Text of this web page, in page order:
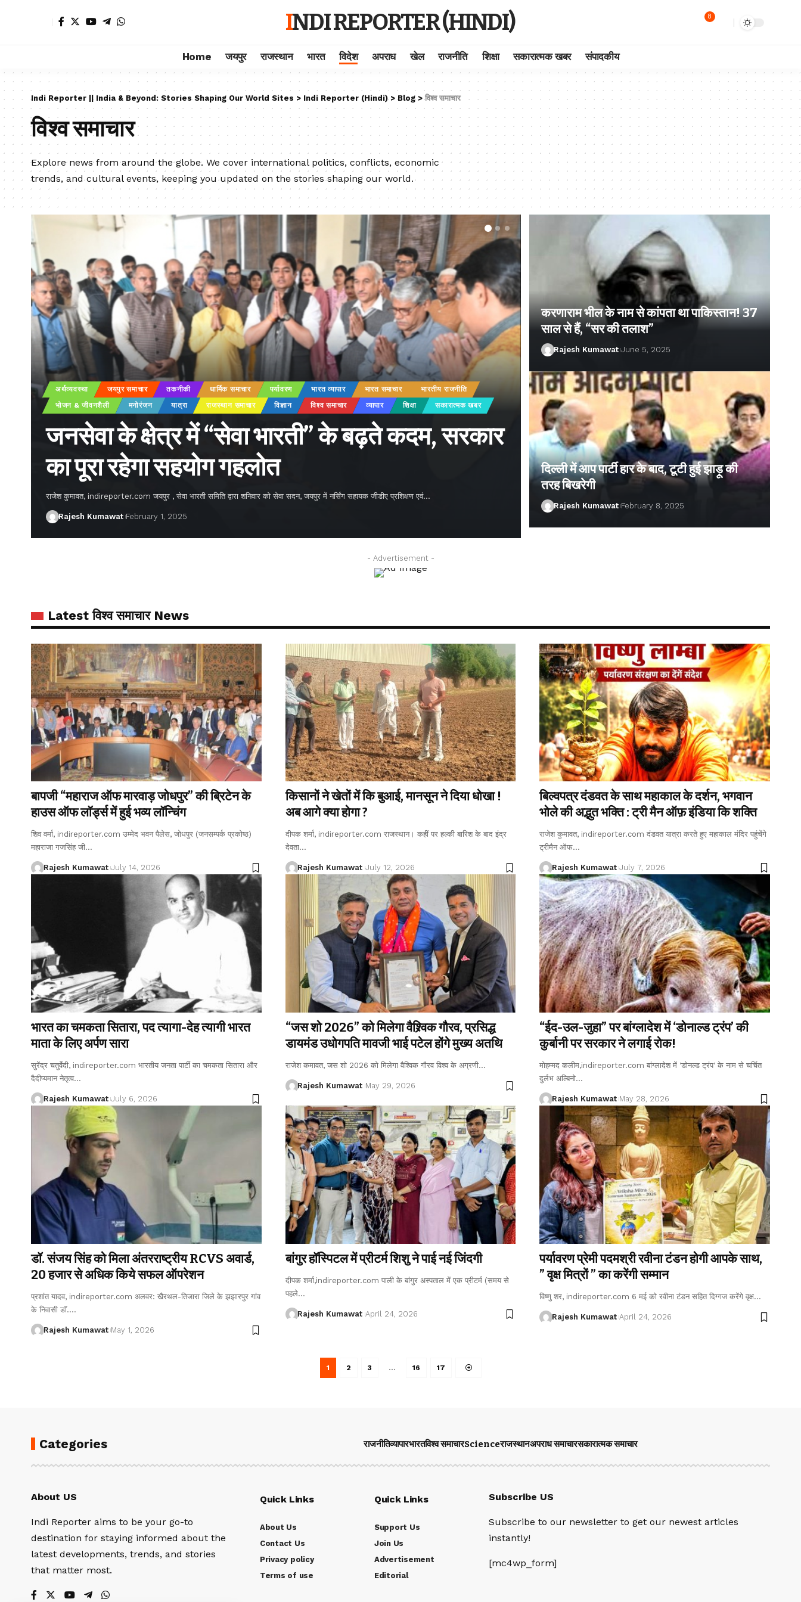
INDI REPORTER (HINDI) 8
Home जयपुर राजस्थान भारत विदेश अपराध खेल राजनीति शिक्षा सकारात्मक खबर संपादकीय
Indi Reporter || India & Beyond: Stories Shaping Our World Sites > Indi Reporter (Hindi)>Blog>विश्व समाचार
विश्व समाचार
Explore news from around the globe. We cover international politics, conflicts, economic
trends, and cultural events, keeping you updated on the stories shaping our world.
अर्थव्यवस्था जयपुर समाचार तकनीकी धार्मिक समाचार पर्यावरण भारत व्यापार भारत समाचार
भारतीय राजनीति
भोजन & जीवनशैली
मनोरंजन यात्रा राजस्थान समाचार विज्ञान विश्व समाचार व्यापार शिक्षा सकारात्मक खबर
जनसेवा के क्षेत्र में “सेवा भारती” के बढ़ते कदम, सरकार
का पूरा रहेगा सहयोग गहलोत
राजेश कुमावत, indireporter.com जयपुर , सेवा भारती समिति द्वारा शनिवार को सेवा सदन, जयपुर में नर्सिंग सहायक जीडीए प्रशिक्षण एवं…
Rajesh Kumawat February 1, 2025
करणाराम भील के नाम से कांपता था पाकिस्तान! 37
साल से हैं, “सर की तलाश”
Rajesh Kumawat June 5, 2025
दिल्ली में आप पार्टी हार के बाद, टूटी हुई झाड़ू की
तरह बिखरेगी
Rajesh Kumawat February 8, 2025
- Advertisement -
Latest विश्व समाचार News
बापजी “महाराज ऑफ मारवाड़ जोधपुर” की ब्रिटेन के
हाउस ऑफ लॉर्ड्स में हुई भव्य लॉन्चिंग
शिव वर्मा, indireporter.com उम्मेद भवन पैलेस, जोधपुर (जनसम्पर्क प्रकोष्ठ)
महाराजा गजसिंह जी…
Rajesh Kumawat July 14, 2026
किसानों ने खेतों में कि बुआई, मानसून ने दिया धोखा !
अब आगे क्या होगा ?
दीपक शर्मा, indireporter.com राजस्थान। कहीं पर हल्की बारिश के बाद इंद्र
देवता…
Rajesh Kumawat July 12, 2026
बिल्वपत्र दंडवत के साथ महाकाल के दर्शन, भगवान
भोले की अद्भुत भक्ति : ट्री मैन ऑफ़ इंडिया कि शक्ति
राजेश कुमावत, indireporter.com दंडवत यात्रा करते हुए महाकाल मंदिर पहुंचेंगे
ट्रीमैन ऑफ…
Rajesh Kumawat July 7, 2026
भारत का चमकता सितारा, पद त्यागा-देह त्यागी भारत
माता के लिए अर्पण सारा
सुरेंद्र चतुर्वेदी, indireporter.com भारतीय जनता पार्टी का चमकता सितारा और
दैदीप्यमान नेतृत्व…
Rajesh Kumawat July 6, 2026
“जस शो 2026” को मिलेगा वैश्र्विक गौरव, प्रसिद्ध
डायमंड उधोगपति मावजी भाई पटेल होंगे मुख्य अतथि
राजेश कमावत, जस शो 2026 को मिलेगा वैश्विक गौरव विश्व के अग्रणी…
Rajesh Kumawat May 29, 2026
“ईद-उल-जुहा” पर बांग्लादेश में ‘डोनाल्ड ट्रंप’ की
कुर्बानी पर सरकार ने लगाई रोक!
मोहम्मद कलीम,indireporter.com बांग्लादेश में 'डोनल्ड ट्रंप' के नाम से चर्चित
दुर्लभ अल्बिनो…
Rajesh Kumawat May 28, 2026
डॉ. संजय सिंह को मिला अंतरराष्ट्रीय RCVS अवार्ड,
20 हजार से अधिक किये सफल ऑपरेशन
प्रशांत यादव, indireporter.com अलवर: खैरथल-तिजारा जिले के झझारपुर गांव
के निवासी डॉ.…
Rajesh Kumawat May 1, 2026
बांगुर हॉस्पिटल में प्रीटर्म शिशु ने पाई नई जिंदगी
दीपक शर्मा,indireporter.com पाली के बांगुर अस्पताल में एक प्रीटर्म (समय से
पहले…
Rajesh Kumawat April 24, 2026
पर्यावरण प्रेमी पदमश्री रवीना टंडन होगी आपके साथ,
” वृक्ष मित्रों ” का करेंगी सम्मान
विष्णु शर, indireporter.com 6 मई को रवीना टंडन सहित दिग्गज करेंगे वृक्ष…
Rajesh Kumawat April 24, 2026
1 2 3 … 16 17
Categories राजनीतिव्यापारभारतविश्व समाचारScienceराजस्थानअपराध समाचारसकारात्मक समाचार
About US
Indi Reporter aims to be your go-to
destination for staying informed about the
latest developments, trends, and stories
that matter most.
Quick Links
About Us
Contact Us
Privacy policy
Terms of use
Quick Links
Support Us
Join Us
Advertisement
Editorial
Subscribe US
Subscribe to our newsletter to get our newest articles
instantly!
[mc4wp_form]